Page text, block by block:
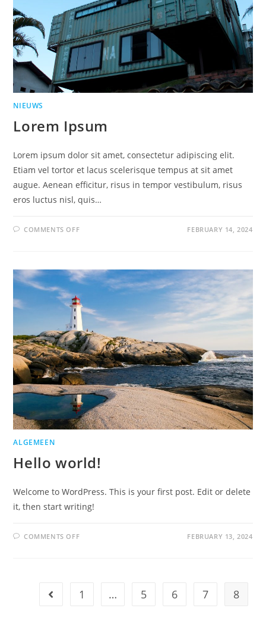
NIEUWS
Lorem Ipsum
Lorem ipsum dolor sit amet, consectetur adipiscing elit.
Etiam vel tortor et lacus scelerisque tempus at sit amet
augue. Aenean efficitur, risus in tempor vestibulum, risus
eros luctus nisl, quis…
COMMENTS OFF FEBRUARY 14, 2024
ALGEMEEN
Hello world!
Welcome to WordPress. This is your first post. Edit or delete
it, then start writing!
COMMENTS OFF FEBRUARY 13, 2024
1 … 5 6 7 8